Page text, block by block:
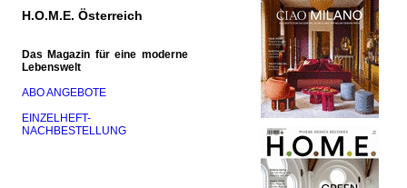
H.O.M.E. Österreich
Das Magazin für eine moderne
Lebenswelt
ABO ANGEBOTE
EINZELHEFT-
NACHBESTELLUNG